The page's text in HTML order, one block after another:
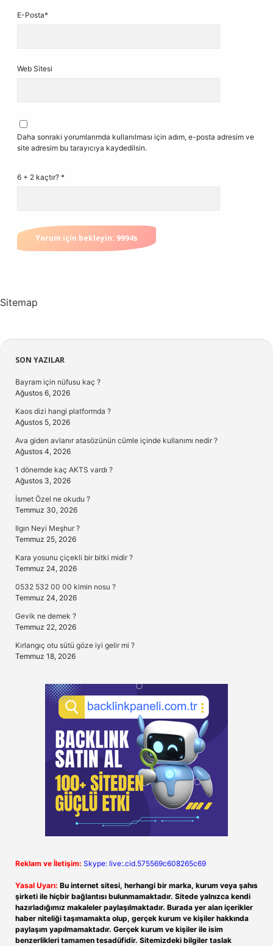
E-Posta*
Web Sitesi
Daha sonraki yorumlarımda kullanılması için adım, e-posta adresim ve
site adresim bu tarayıcıya kaydedilsin.
6 + 2 kaçtır? *
Sitemap
Sidebar
SON YAZILAR
Bayram için nüfusu kaç ?
Ağustos 6, 2026
Kaos dizi hangi platformda ?
Ağustos 5, 2026
Ava giden avlanır atasözünün cümle içinde kullanımı nedir ?
Ağustos 4, 2026
1 dönemde kaç AKTS vardı ?
Ağustos 3, 2026
İsmet Özel ne okudu ?
Temmuz 30, 2026
Ilgın Neyi Meşhur ?
Temmuz 25, 2026
Kara yosunu çiçekli bir bitki midir ?
Temmuz 24, 2026
0532 532 00 00 kimin nosu ?
Temmuz 24, 2026
Gevik ne demek ?
Temmuz 22, 2026
Kırlangıç otu sütü göze iyi gelir mi ?
Temmuz 18, 2026
Reklam ve İletişim: Skype: live:.cid.575569c608265c69
Yasal Uyarı: Bu internet sitesi, herhangi bir marka, kurum veya şahıs
şirketi ile hiçbir bağlantısı bulunmamaktadır. Sitede yalnızca kendi
hazırladığımız makaleler paylaşılmaktadır. Burada yer alan içerikler
haber niteliği taşımamakta olup, gerçek kurum ve kişiler hakkında
paylaşım yapılmamaktadır. Gerçek kurum ve kişiler ile isim
benzerlikleri tamamen tesadüfidir. Sitemizdeki bilgiler taslak